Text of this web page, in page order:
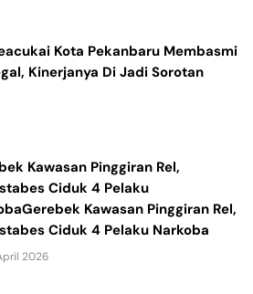
Kota Pekanbaru Membasmi
Kinerjanya Di Jadi Sorotan
Kawasan Pinggiran Rel,
Ciduk 4 Pelaku
Kawasan Pinggiran Rel,
Ciduk 4 Pelaku Narkoba
2026